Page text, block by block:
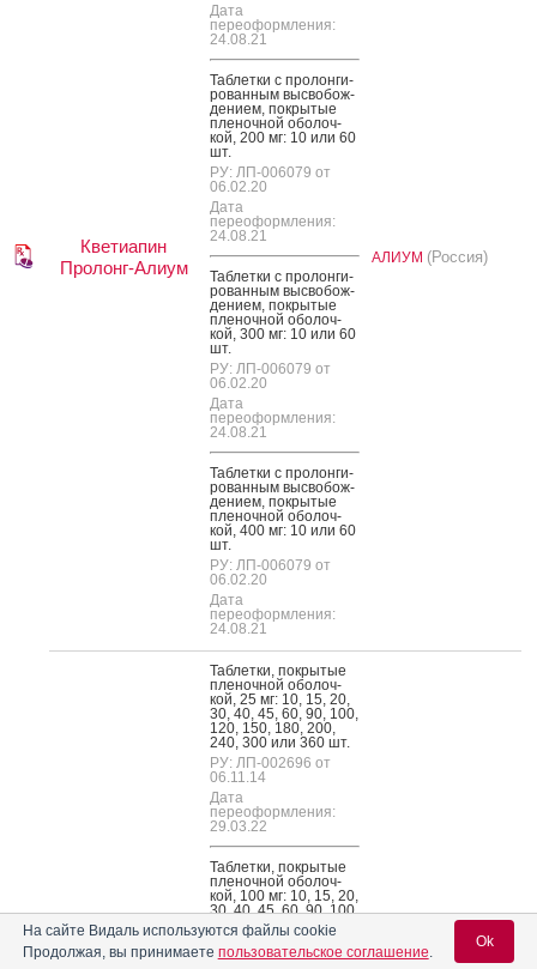
Кветиапин
Пролонг-Алиум
Дата
переоформления:
24.08.21
Таб­летки с про­лон­ги­
рован­ным выс­во­бож­
де­ни­ем, пок­ры­тые
пле­ноч­ной обо­лоч­
кой, 200 мг: 10 или 60
шт.
РУ: ЛП-006079 от
06.02.20
Дата
переоформления:
24.08.21
Таб­летки с про­лон­ги­
рован­ным выс­во­бож­
де­ни­ем, пок­ры­тые
пле­ноч­ной обо­лоч­
кой, 300 мг: 10 или 60
шт.
РУ: ЛП-006079 от
06.02.20
Дата
переоформления:
24.08.21
Таб­летки с про­лон­ги­
рован­ным выс­во­бож­
де­ни­ем, пок­ры­тые
пле­ноч­ной обо­лоч­
кой, 400 мг: 10 или 60
шт.
РУ: ЛП-006079 от
06.02.20
Дата
переоформления:
24.08.21
АЛИУМ (Россия)
Кветиапин-Алиум
Таб­летки, пок­ры­тые
пле­ноч­ной обо­лоч­
кой, 25 мг: 10, 15, 20,
30, 40, 45, 60, 90, 100,
120, 150, 180, 200,
240, 300 или 360 шт.
РУ: ЛП-002696 от
06.11.14
Дата
переоформления:
29.03.22
Таб­летки, пок­ры­тые
пле­ноч­ной обо­лоч­
кой, 100 мг: 10, 15, 20,
30, 40, 45, 60, 90, 100,
120, 150, 180, 200,
240, 300 или 360 шт.
РУ: ЛП-002696 от
УСОЛЬЕ-
ХИМФАРМЗАВОД
На сайте Видаль используются файлы cookie
Продолжая, вы принимаете пользовательское соглашение.
Ok